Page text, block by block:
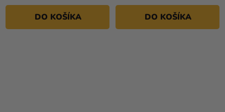
DO KOŠÍKA
5
hviezdičiek.
DO KOŠÍKA